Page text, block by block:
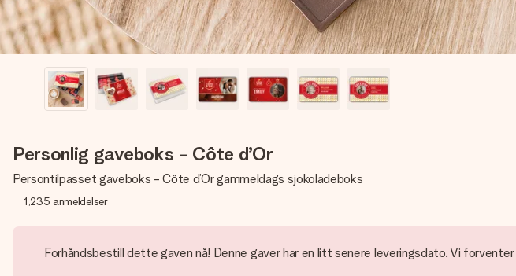
Personlig gaveboks - Côte d’Or
Persontilpasset gaveboks - Côte d’Or gammeldags sjokoladeboks
1,235 anmeldelser
Forhåndsbestill dette gaven nå! Denne gaver har en litt senere leveringsdato. Vi